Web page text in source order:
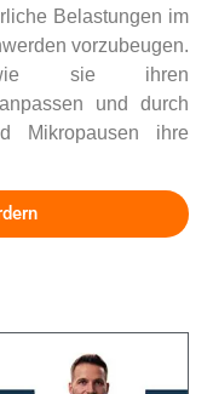
Belastungen im
vorzubeugen.
wie sie ihren
und durch
Mikropausen ihre